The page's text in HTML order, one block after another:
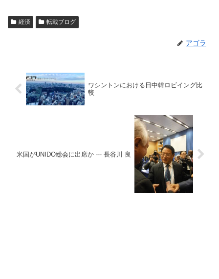
経済 転載ブログ
アゴラ
ワシントンにおける日中韓ロビイング比
較
米国がUNIDO総会に出席か --- 長谷川 良